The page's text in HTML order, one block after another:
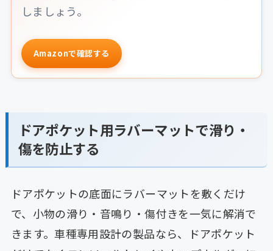
しましょう。
Amazonで確認する
ドアポケット用ラバーマットで滑り・
傷を防止する
ドアポケットの底面にラバーマットを敷くだけ
で、小物の滑り・音鳴り・傷付きを一気に解消で
きます。車種専用設計の製品なら、ドアポケット